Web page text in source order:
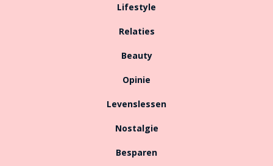
Lifestyle
Relaties
Beauty
Opinie
Levenslessen
Nostalgie
Besparen